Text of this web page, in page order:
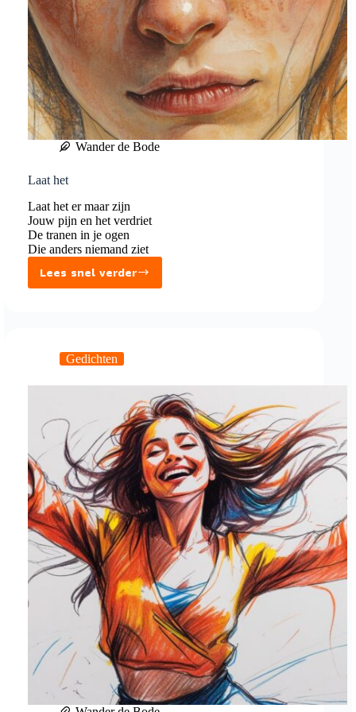
Wander de Bode
Laat het
Laat het er maar zijn
Jouw pijn en het verdriet
De tranen in je ogen
Die anders niemand ziet
Lees snel verder
Laat
Gedichten